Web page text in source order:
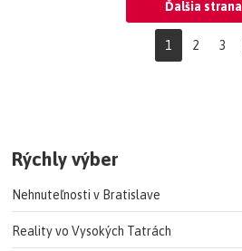
Ďalšia strana
1 2 3
Rýchly výber
Nehnuteľnosti v Bratislave
Reality vo Vysokých Tatrách